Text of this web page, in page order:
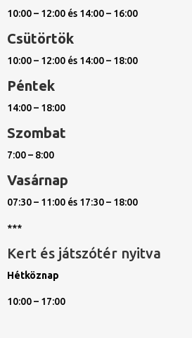
10:00 – 12:00 és 14:00 – 16:00
Csütörtök
10:00 – 12:00 és 14:00 – 18:00
Péntek
14:00 – 18:00
Szombat
7:00 – 8:00
Vasárnap
07:30 – 11:00 és 17:30 – 18:00
***
Kert és játszótér nyitva
Hétköznap
10:00 – 17:00